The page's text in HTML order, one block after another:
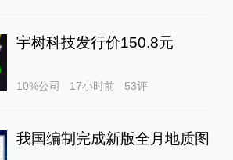
宇树科技发行价150.8元
10%公司 17小时前 53评
我国编制完成新版全月地质图